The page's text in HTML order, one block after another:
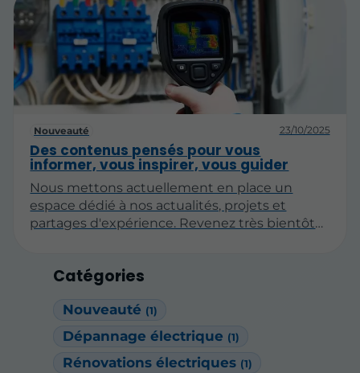
Catégories
Nouveauté (1)
Dépannage électrique (1)
Rénovations électriques (1)
activité. Qu'il s'agisse d'un court-circuit
inattendu, d'une prise défectueuse ou d'une
panne générale, la nécessité d'une
intervention rapide et qualifiée devient
absolue. Face à l'urgence, disposer d'un
service de dépannage réactif est essentiel
pour diagnostiquer la situation, sécuriser le
réseau et rétablir l'alimentation sans délai.
Nouveauté 23/10/2025
Des contenus pensés pour vous
informer, vous inspirer, vous guider
Nous mettons actuellement en place un
espace dédié à nos actualités, projets et
partages d'expérience. Revenez très bientôt